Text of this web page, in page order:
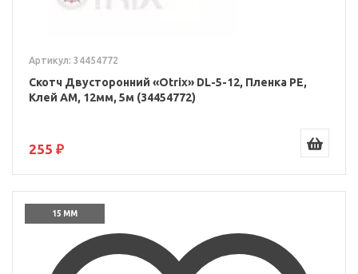
Артикул: 34454772
Скотч Двусторонний «Otrix» DL-5-12, Пленка PE,
Клей AM, 12мм, 5м (34454772)
255 ₽
15 ММ